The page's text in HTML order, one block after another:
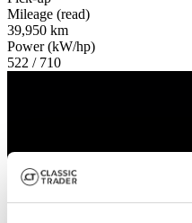
Mileage (read)
39,950 km
Power (kW/hp)
522 / 710